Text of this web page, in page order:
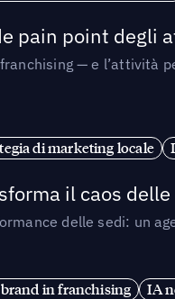
pain point degli
— e l’attività
di marketing locale
il caos
delle sedi: un
in franchising IA